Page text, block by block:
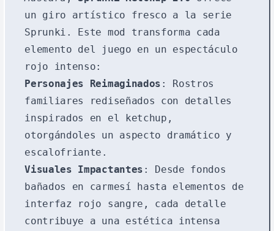
un giro artístico fresco a la serie
Sprunki. Este mod transforma cada
elemento del juego en un espectáculo
rojo intenso:
Personajes Reimaginados : Rostros
familiares rediseñados con detalles
inspirados en el ketchup,
otorgándoles un aspecto dramático y
escalofriante.
Visuales Impactantes : Desde fondos
bañados en carmesí hasta elementos de
interfaz rojo sangre, cada detalle
contribuye a una estética intensa